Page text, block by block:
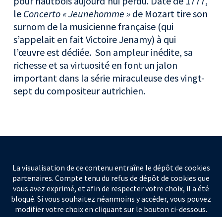
le Concerto « Jeunehomme » de Mozart tire son
surnom de la musicienne française (qui
s’appelait en fait Victoire Jenamy) à qui
l’œuvre est dédiée. Son ampleur inédite, sa
richesse et sa virtuosité en font un jalon
important dans la série miraculeuse des vingt-
sept du compositeur autrichien.
La visualisation de ce contenu entraîne le dépôt de cookies
partenaires. Compte tenu du refus de dépôt de cookies que
vous avez exprimé, et afin de respecter votre choix, il a été
bloqué. Si vous souhaitez néanmoins y accéder, vous pouvez
modifier votre choix en cliquant sur le bouton ci-dessous.